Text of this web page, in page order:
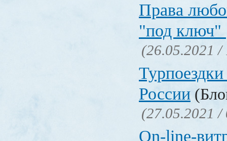
Права
"под ключ"
(26.05.2021 /
России
(27.05.2021 /
On-line-